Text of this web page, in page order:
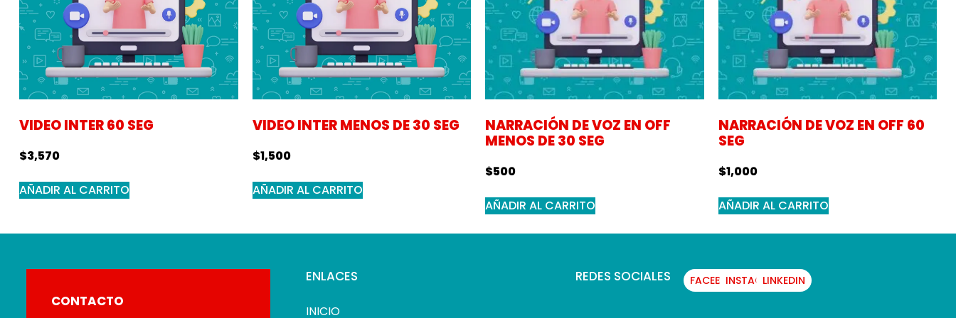
VIDEO INTER 60 SEG
$3,570
AÑADIR AL CARRITO
VIDEO INTER MENOS DE 30 SEG
$1,500
AÑADIR AL CARRITO
NARRACIÓN DE VOZ EN OFF
MENOS DE 30 SEG
$500
AÑADIR AL CARRITO
NARRACIÓN DE VOZ EN OFF 60
SEG
$1,000
AÑADIR AL CARRITO
CONTACTO
ENLACES
INICIO
REDES SOCIALES FACEBOOKINSTAGRAMLINKEDIN